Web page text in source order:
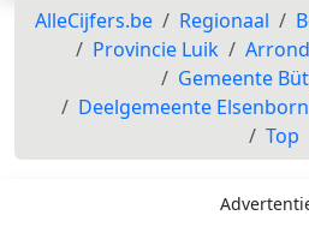
AlleCijfers.be Regionaal
Provincie Luik
Gemeente
Deelgemeente Elsenborn
Top